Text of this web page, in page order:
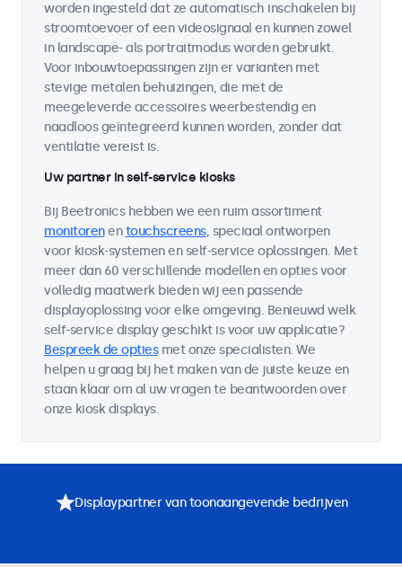
worden ingesteld dat ze automatisch inschakelen bij
stroomtoevoer of een videosignaal en kunnen zowel
in landscape- als portraitmodus worden gebruikt.
Voor inbouwtoepassingen zijn er varianten met
stevige metalen behuizingen, die met de
meegeleverde accessoires weerbestendig en
naadloos geïntegreerd kunnen worden, zonder dat
ventilatie vereist is.
Uw partner in self-service kiosks
Bij Beetronics hebben we een ruim assortiment
monitorenentouchscreens, speciaal ontworpen
voor kiosk-systemen en self-service oplossingen. Met
meer dan 60 verschillende modellen en opties voor
volledig maatwerk bieden wij een passende
displayoplossing voor elke omgeving. Benieuwd welk
self-service display geschikt is voor uw applicatie?
Bespreek de optiesmet onze specialisten. We
helpen u graag bij het maken van de juiste keuze en
staan klaar om al uw vragen te beantwoorden over
onze kiosk displays.
Displaypartner van toonaangevende bedrijven